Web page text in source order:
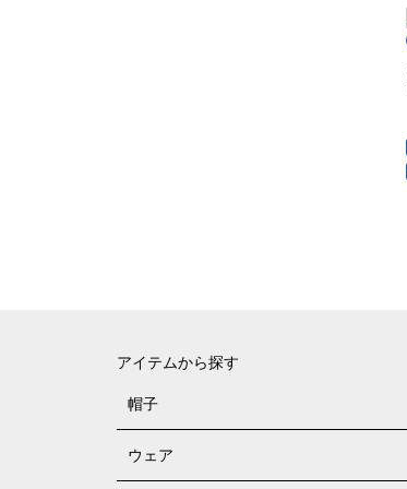
アイテムから探す
帽子
ウェア